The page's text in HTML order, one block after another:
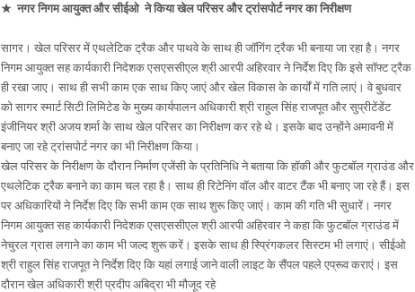
★ नगर निगम आयुक्त और सीईओ ने किया खेल परिसर और ट्रांसपोर्ट नगर कानिरीक्षण
सागर। खेल परिसर में एथलेटिक ट्रैक और पाथवे के साथ ही जॉगिंग ट्रैक भी बनाया जा रहा है। नगर
निगम आयुक्त सह कार्यकारी निदेशक एसएससीएल श्री आरपी अहिरवार ने निर्देश दिए कि इसे सॉफ्ट ट्रैक
ही रखा जाए। साथ ही सभी काम एक साथ किए जाएं और खेल विकास के कार्यों में गति लाएं। वे बुधवार
को सागर स्मार्ट सिटी लिमिटेड के मुख्य कार्यपालन अधिकारी श्री राहुल सिंह राजपूत और सुप्रीटेंडेंट
इंजीनियर श्री अजय शर्मा के साथ खेल परिसर का निरीक्षण कर रहे थे। इसके बाद उन्होंने अमावनी में
बनाए जा रहे ट्रांसपोर्ट नगर का भी निरीक्षण किया।
खेल परिसर के निरीक्षण के दौरान निर्माण एजेंसी के प्रतिनिधि ने बताया कि हॉकी और फुटबॉल ग्राउंड और
एथलेटिक ट्रैक बनाने का काम चल रहा है। साथ ही रिटेनिंग वॉल और वाटर टैंक भी बनाए जा रहे हैं। इस
पर अधिकारियों ने निर्देश दिए कि सभी काम एक साथ शुरू किए जाएं। काम की गति भी सुधारें। नगर
निगम आयुक्त सह कार्यकारी निदेशक एसएससीएल श्री आरपी अहिरवार ने कहा कि फुटबॉल ग्राउंड में
नेचुरल ग्रास लगाने का काम भी जल्द शुरू करें। इसके साथ ही स्प्रिंगकलर सिस्टम भी लगाएं। सीईओ
श्री राहुल सिंह राजपूत ने निर्देश दिए कि यहां लगाई जाने वाली लाइट के सैंपल पहले एप्रूव कराएं। इस
दौरान खेल अधिकारी श्री प्रदीप अबिद्रा भी मौजूद रहे